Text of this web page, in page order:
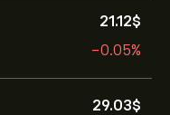
21.12‎$‎
-0.05%
29.03‎$‎